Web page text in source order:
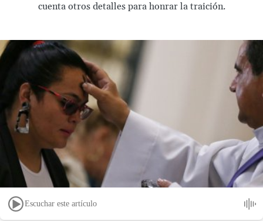
cuenta otros detalles para honrar la traición.
Escuchar este artículo